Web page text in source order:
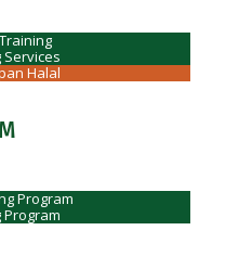
Services
Halal
Program
Program